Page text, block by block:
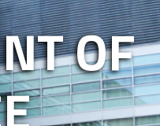
OF